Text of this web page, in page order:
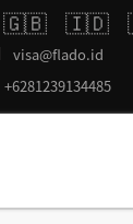
🇬🇧 🇮🇩
visa@flado.id
+6281239134485